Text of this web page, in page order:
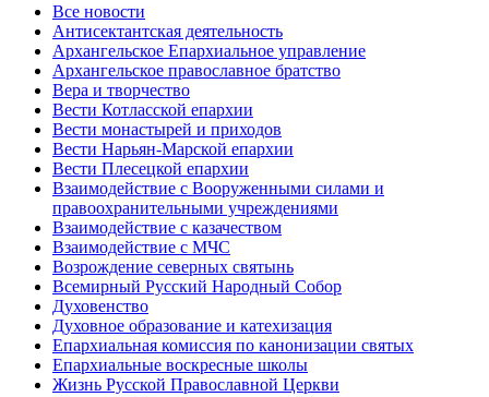
Все новости
Антисектантская деятельность
Архангельское Епархиальное управление
Архангельское православное братство
Вера и творчество
Вести Котласской епархии
Вести монастырей и приходов
Вести Нарьян-Марской епархии
Вести Плесецкой епархии
Взаимодействие с Вооруженными силами и
правоохранительными учреждениями
Взаимодействие с казачеством
Взаимодействие с МЧС
Возрождение северных святынь
Всемирный Русский Народный Собор
Духовенство
Духовное образование и катехизация
Епархиальная комиссия по канонизации святых
Епархиальные воскресные школы
Жизнь Русской Православной Церкви